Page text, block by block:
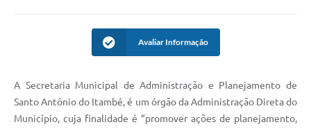
Avaliar Informação
A Secretaria Municipal de Administração e Planejamento de
Santo Antônio do Itambé, é um órgão da Administração Direta do
Município, cuja finalidade é “promover ações de planejamento,